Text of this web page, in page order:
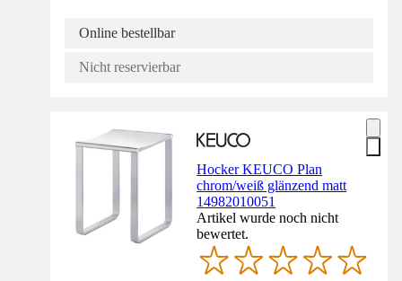
Online bestellbar
Nicht reservierbar
Hocker KEUCO Plan
chrom/weiß glänzend matt
14982010051
Artikel wurde noch nicht
bewertet.